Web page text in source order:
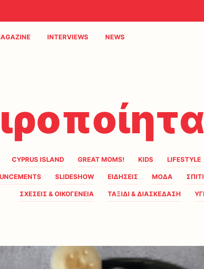
INTERVIEWS NEWS
CYPRUS ISLAND GREAT MOMS! KIDS LIFESTYLE
SLIDESHOW ΕΙΔΗΣΕΙΣ ΜΟΔΑ
ΣΧΕΣΕΙΣ & ΟΙΚΟΓΕΝΕΙΑ ΤΑΞΙΔΙ & ΔΙΑΣΚΕΔΑΣΗ